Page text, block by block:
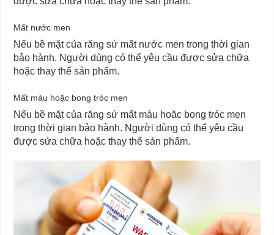
Mất nước men
Nếu bề mặt của răng sứ mất nước men trong thời gian
bảo hành. Người dùng có thể yêu cầu được sửa chữa
hoặc thay thế sản phẩm.
Mất màu hoặc bong tróc men
Nếu bề mặt của răng sứ mất màu hoặc bong tróc men
trong thời gian bảo hành. Người dùng có thể yêu cầu
được sửa chữa hoặc thay thế sản phẩm.